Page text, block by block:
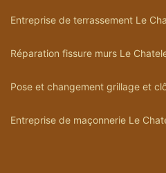
Entreprise de terrassement Le
Réparation fissure murs Le
Pose et changement grillage et
Entreprise de maçonnerie Le